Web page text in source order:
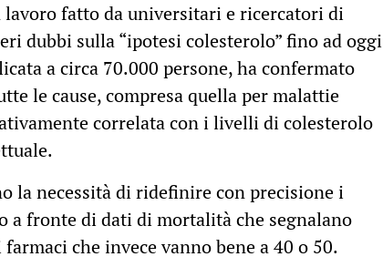
fatto da universitari e ricercatori di
dubbi sulla “ipotesi colesterolo” fino ad oggi
a circa 70.000 persone, ha confermato
le cause, compresa quella per malattie
correlata con i livelli di colesterolo
la necessità di ridefinire con precisione i
a fronte di dati di mortalità che segnalano
che invece vanno bene a 40 o 50.